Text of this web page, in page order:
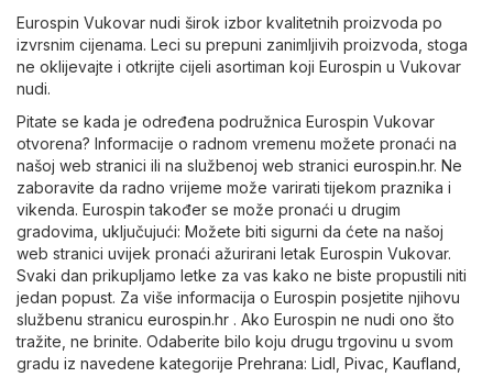
Eurospin Vukovar nudi širok izbor kvalitetnih proizvoda po
izvrsnim cijenama. Leci su prepuni zanimljivih proizvoda, stoga
ne oklijevajte i otkrijte cijeli asortiman koji Eurospin u Vukovar
nudi.
Pitate se kada je određena podružnica Eurospin Vukovar
otvorena? Informacije o radnom vremenu možete pronaći na
našoj web stranici ili na službenoj web stranici eurospin.hr. Ne
zaboravite da radno vrijeme može varirati tijekom praznika i
vikenda. Eurospin također se može pronaći u drugim
gradovima, uključujući: Možete biti sigurni da ćete na našoj
web stranici uvijek pronaći ažurirani letak Eurospin Vukovar.
Svaki dan prikupljamo letke za vas kako ne biste propustili niti
jedan popust. Za više informacija o Eurospin posjetite njihovu
službenu stranicu eurospin.hr . Ako Eurospin ne nudi ono što
tražite, ne brinite. Odaberite bilo koju drugu trgovinu u svom
gradu iz navedene kategorije Prehrana: Lidl Pivac Kaufland